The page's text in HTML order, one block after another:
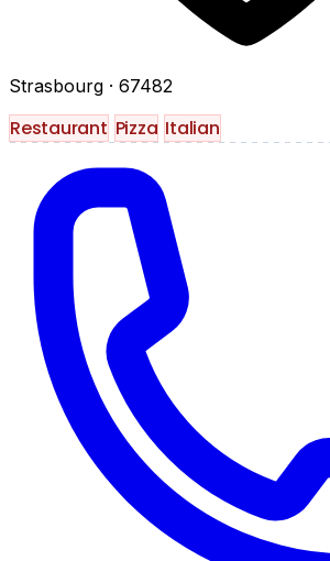
Strasbourg · 67482
Restaurant Pizza Italian